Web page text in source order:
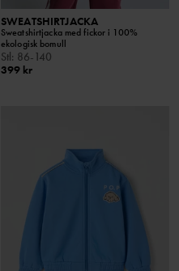
SWEATSHIRTJACKA
Sweatshirtjacka med fickor i 100%
ekologisk bomull
Stl: 86-140
399 kr